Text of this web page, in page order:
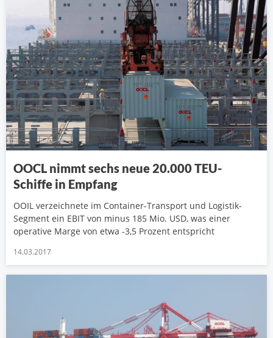
OOCL nimmt sechs neue 20.000 TEU-
Schiffe in Empfang
OOIL verzeichnete im Container-Transport und Logistik-
Segment ein EBIT von minus 185 Mio. USD, was einer
operative Marge von etwa -3,5 Prozent entspricht
14.03.2017